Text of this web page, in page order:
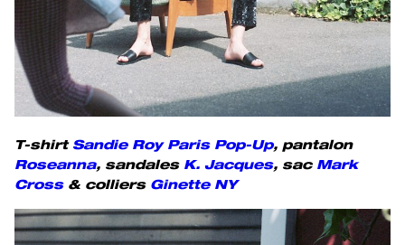
T-shirt Sandie Roy Paris Pop-Up, pantalon
Roseanna, sandales K. Jacques, sac Mark
Cross & colliers Ginette NY